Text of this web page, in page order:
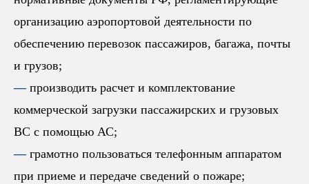
организацию аэропортовой деятельности по
обеспечению перевозок пассажиров, багажа, почты
и грузов;
—производить расчет и комплектование
коммерческой загрузки пассажирских и грузовых
ВС с помощью АС;
—грамотно пользоваться телефонным аппаратом
при приеме и передаче сведений о пожаре;